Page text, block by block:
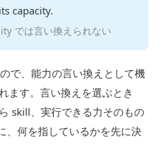
capacity.
では言い換えられない
で、能力の言い換えとして機
ます。言い換えを選ぶとき
skill、実行できる力そのもの
何を指しているかを先に決